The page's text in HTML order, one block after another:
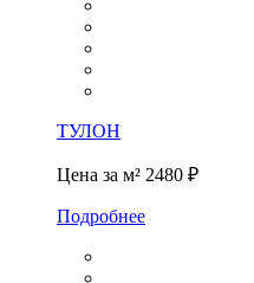
ТУЛОН
Цена за м² 2480 ₽
Подробнее